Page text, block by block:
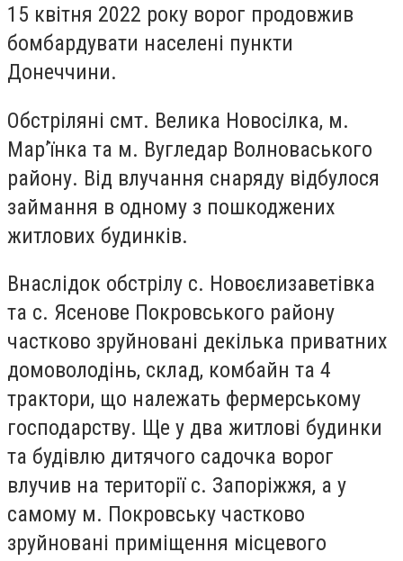
15 квітня 2022 року ворог продовжив
бомбардувати населені пункти
Донеччини.
Обстріляні смт. Велика Новосілка, м.
Мар’їнка та м. Вугледар Волноваського
району. Від влучання снаряду відбулося
займання в одному з пошкоджених
житлових будинків.
Внаслідок обстрілу с. Новоєлизаветівка
та с. Ясенове Покровського району
частково зруйновані декілька приватних
домоволодінь, склад, комбайн та 4
трактори, що належать фермерському
господарству. Ще у два житлові будинки
та будівлю дитячого садочка ворог
влучив на території с. Запоріжжя, а у
самому м. Покровську частково
зруйновані приміщення місцевого